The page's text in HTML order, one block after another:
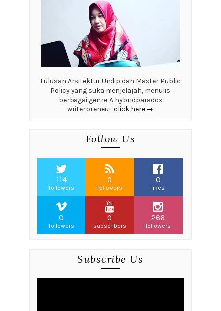
Lulusan Arsitektur Undip dan Master Public
Policy yang suka menjelajah, menulis
berbagai genre. A hybridparadox
writerpreneur.click here →
Follow Us
114
followers
0
followers
0
likes
0
followers
0
subscribers
266
followers
Subscribe Us